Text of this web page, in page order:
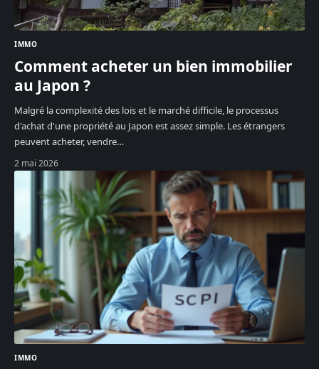
IMMO
Comment acheter un bien immobilier
au Japon ?
Malgré la complexité des lois et le marché difficile, le processus
d'achat d'une propriété au Japon est assez simple. Les étrangers
peuvent acheter, vendre…
2 mai 2026
IMMO